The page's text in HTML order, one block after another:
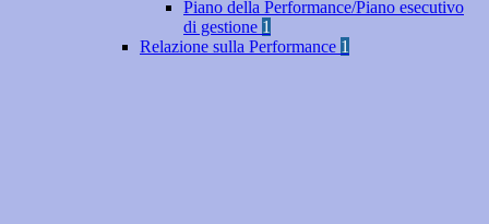
Piano della Performance/Piano esecutivo
di gestione 1
Relazione sulla Performance 1